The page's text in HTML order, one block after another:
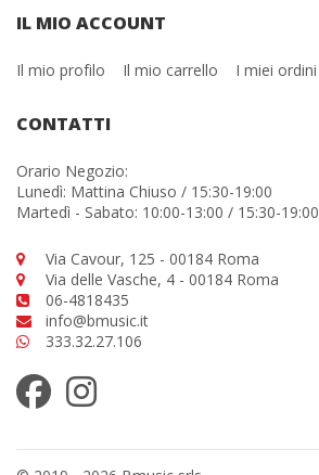
IL MIO ACCOUNT
Il mio profilo Il mio carrello I miei ordini
CONTATTI
Orario Negozio:
Lunedì: Mattina Chiuso / 15:30-19:00
Martedì - Sabato: 10:00-13:00 / 15:30-19:00
Via Cavour, 125 - 00184 Roma
Via delle Vasche, 4 - 00184 Roma
06-4818435
info@bmusic.it
333.32.27.106